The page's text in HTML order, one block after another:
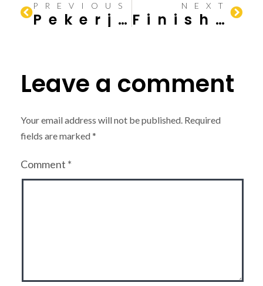
PREVIOUS
Pekerjaan Finishing Kontraktor: Apa Saja?
NEXT
Finishing Rumah: Apa Itu dan Mengapa Penting?
Leave a comment
Your email address will not be published. Required
fields are marked*
Comment *